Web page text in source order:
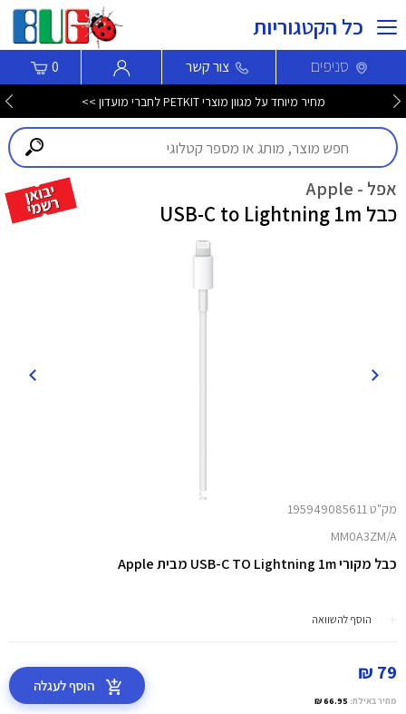
כל הקטגוריות
סניפים צור קשר 0
מחיר מיוחד על מגוון מוצרי PETKIT לחברי מועדון >>
אפל - Apple
כבל USB-C to Lightning 1m
מק"ט 195949085611
MM0A3ZM/A
כבל מקורי USB-C TO Lightning 1m מבית Apple
הוסף להשוואה
79 ₪
מחיר באילת: 66.95 ₪
הוסף לעגלה